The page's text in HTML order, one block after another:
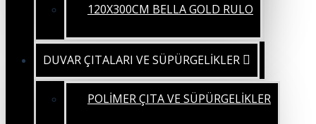
120X300CM BELLA GOLD RULO
DUVAR ÇITALARI VE SÜPÜRGELİKLER
POLİMER ÇITA VE SÜPÜRGELİKLER